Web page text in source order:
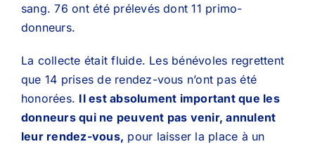
sang. 76 ont été prélevés dont 11 primo-
donneurs.
La collecte était fluide. Les bénévoles regrettent
que 14 prises de rendez-vous n’ont pas été
honorées. Il est absolument important que les
donneurs qui ne peuvent pas venir, annulent
leur rendez-vous, pour laisser la place à un